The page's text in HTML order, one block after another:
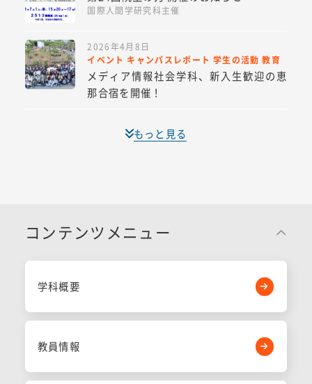
国際人間学研究科主催
2026年4月8日
イベント キャンパスレポート 学生の活動 教育
メディア情報社会学科、新入生歓迎の恵
那合宿を開催！
もっと見る
コンテンツメニュー
学科概要
教員情報